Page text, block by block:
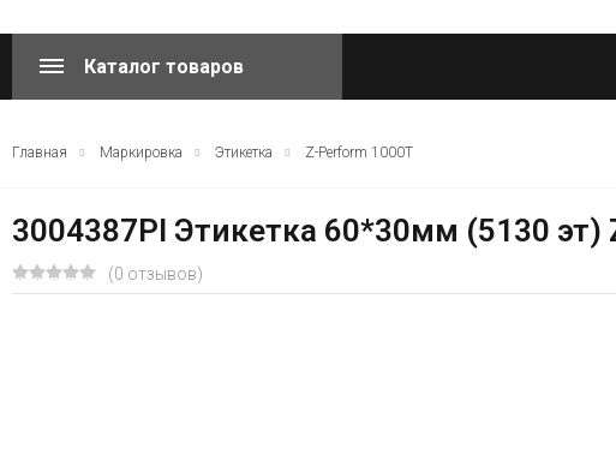
Каталог товаров
Главная Маркировка Этикетка Z-Perform 1000T
3004387PI Этикетка 60*30мм (5130
(0 отзывов)